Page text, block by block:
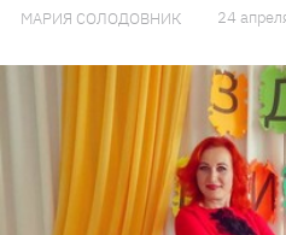
МАРИЯ СОЛОДОВНИК 24